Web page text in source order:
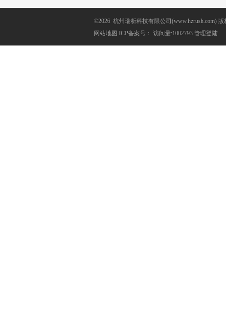
©2026 杭州瑞析科技有限公司(www.hzrush.com) 版
网站地图 ICP备案号： 访问量:1002793 管理登陆